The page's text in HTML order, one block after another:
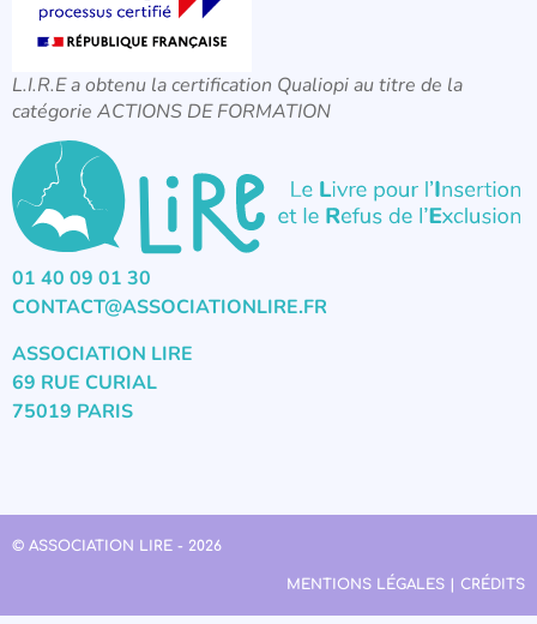
L.I.R.E a obtenu la certification Qualiopi au titre de la
catégorie ACTIONS DE FORMATION
01 40 09 01 30
CONTACT@ASSOCIATIONLIRE.FR
ASSOCIATION LIRE
69 RUE CURIAL
75019 PARIS
© ASSOCIATION LIRE - 2026
MENTIONS LÉGALES | CRÉDITS